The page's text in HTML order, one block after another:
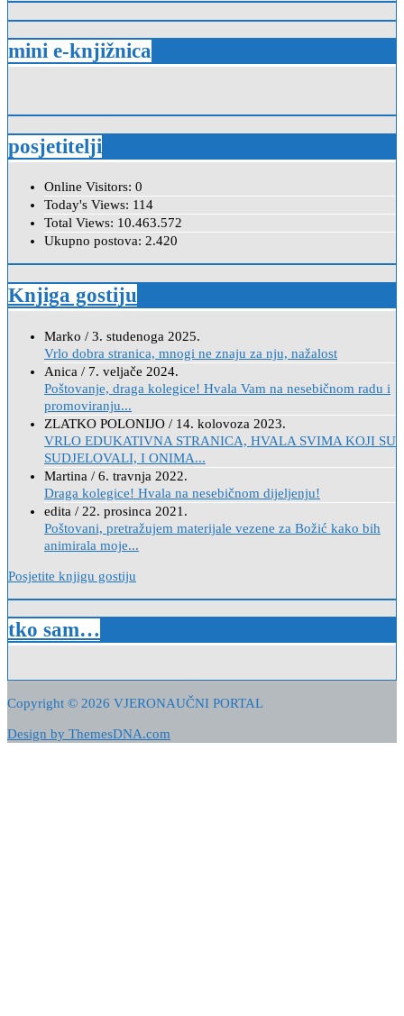
mini e-knjižnica
posjetitelji
Online Visitors: 0
Today's Views: 114
Total Views: 10.463.572
Ukupno postova: 2.420
Knjiga gostiju
Marko / 3. studenoga 2025.
Vrlo dobra stranica, mnogi ne znaju za nju, nažalost
Anica / 7. veljače 2024.
Poštovanje, draga kolegice! Hvala Vam na nesebičnom radu i
promoviranju...
ZLATKO POLONIJO / 14. kolovoza 2023.
VRLO EDUKATIVNA STRANICA, HVALA SVIMA KOJI SU
SUDJELOVALI, I ONIMA...
Martina / 6. travnja 2022.
Draga kolegice! Hvala na nesebičnom dijeljenju!
edita / 22. prosinca 2021.
Poštovani, pretražujem materijale vezene za Božić kako bih
animirala moje...
Posjetite knjigu gostiju
tko sam…
Copyright © 2026 VJERONAUČNI PORTAL
Design by ThemesDNA.com